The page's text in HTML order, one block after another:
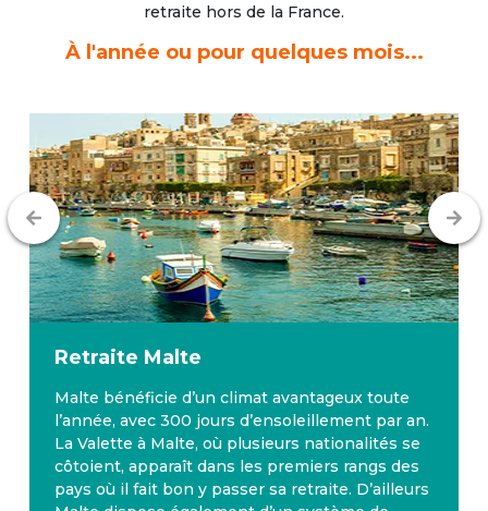
retraite hors de la France.
À l'année ou pour quelques mois...
Retraite Malte
Malte bénéficie d’un climat avantageux toute
l’année, avec 300 jours d’ensoleillement par an.
La Valette à Malte, où plusieurs nationalités se
côtoient, apparaît dans les premiers rangs des
pays où il fait bon y passer sa retraite. D’ailleurs